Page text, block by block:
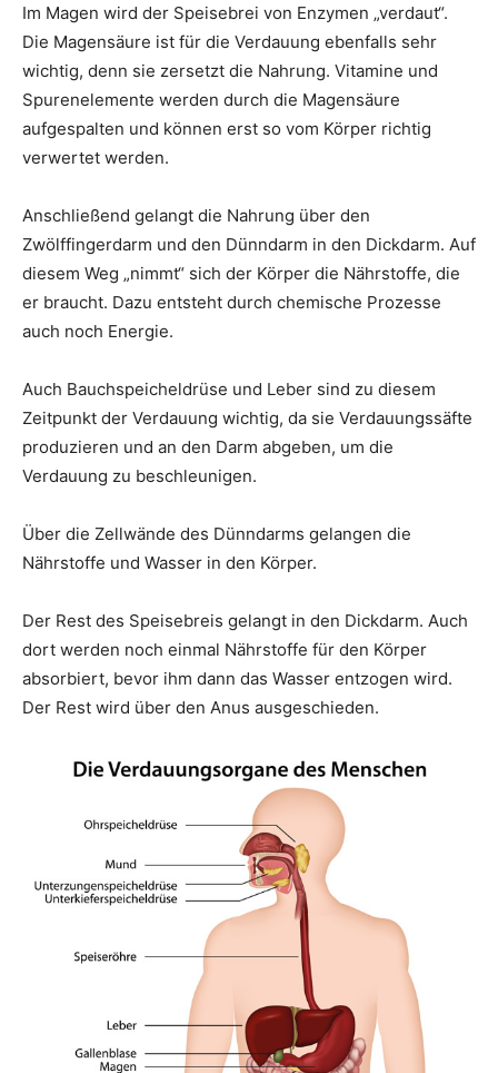
Im Magen wird der Speisebrei von Enzymen „verdaut“.
Die Magensäure ist für die Verdauung ebenfalls sehr
wichtig, denn sie zersetzt die Nahrung. Vitamine und
Spurenelemente werden durch die Magensäure
aufgespalten und können erst so vom Körper richtig
verwertet werden.
Anschließend gelangt die Nahrung über den
Zwölffingerdarm und den Dünndarm in den Dickdarm. Auf
diesem Weg „nimmt“ sich der Körper die Nährstoffe, die
er braucht. Dazu entsteht durch chemische Prozesse
auch noch Energie.
Auch Bauchspeicheldrüse und Leber sind zu diesem
Zeitpunkt der Verdauung wichtig, da sie Verdauungssäfte
produzieren und an den Darm abgeben, um die
Verdauung zu beschleunigen.
Über die Zellwände des Dünndarms gelangen die
Nährstoffe und Wasser in den Körper.
Der Rest des Speisebreis gelangt in den Dickdarm. Auch
dort werden noch einmal Nährstoffe für den Körper
absorbiert, bevor ihm dann das Wasser entzogen wird.
Der Rest wird über den Anus ausgeschieden.